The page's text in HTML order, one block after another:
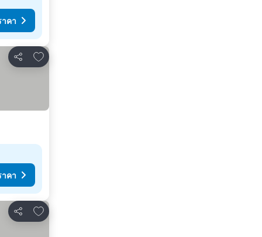
คา
แชร์
เพิ่มในรายการโปรด
คา
แชร์
เพิ่มในรายการโปรด